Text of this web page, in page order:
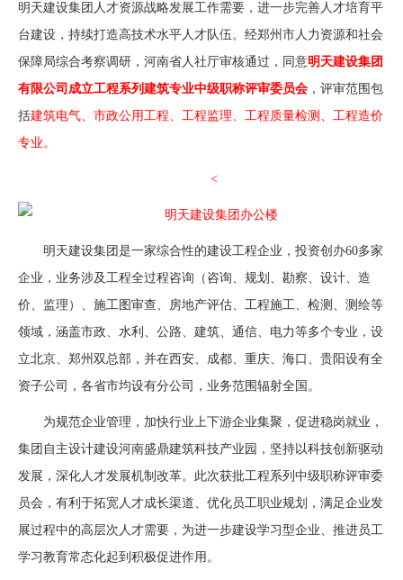
明天建设集团人才资源战略发展工作需要，进一步完善人才培育平
台建设，持续打造高技术水平人才队伍。经郑州市人力资源和社会
保障局综合考察调研，河南省人社厅审核通过，同意明天建设集团
有限公司成立工程系列建筑专业中级职称评审委员会 ，评审范围包
括建筑电气、市政公用工程、工程监理、工程质量检测、工程造价
专业。
<
明天建设集团是一家综合性的建设工程企业，投资创办60多家
企业，业务涉及工程全过程咨询（咨询、规划、勘察、设计、造
价、监理）、施工图审查、房地产评估、工程施工、检测、测绘等
领域，涵盖市政、水利、公路、建筑、通信、电力等多个专业，设
立北京、郑州双总部，并在西安、成都、重庆、海口、贵阳设有全
资子公司，各省市均设有分公司，业务范围辐射全国。
为规范企业管理，加快行业上下游企业集聚，促进稳岗就业，
集团自主设计建设河南盛鼎建筑科技产业园，坚持以科技创新驱动
发展，深化人才发展机制改革。此次获批工程系列中级职称评审委
员会，有利于拓宽人才成长渠道、优化员工职业规划，满足企业发
展过程中的高层次人才需要，为进一步建设学习型企业、推进员工
学习教育常态化起到积极促进作用。